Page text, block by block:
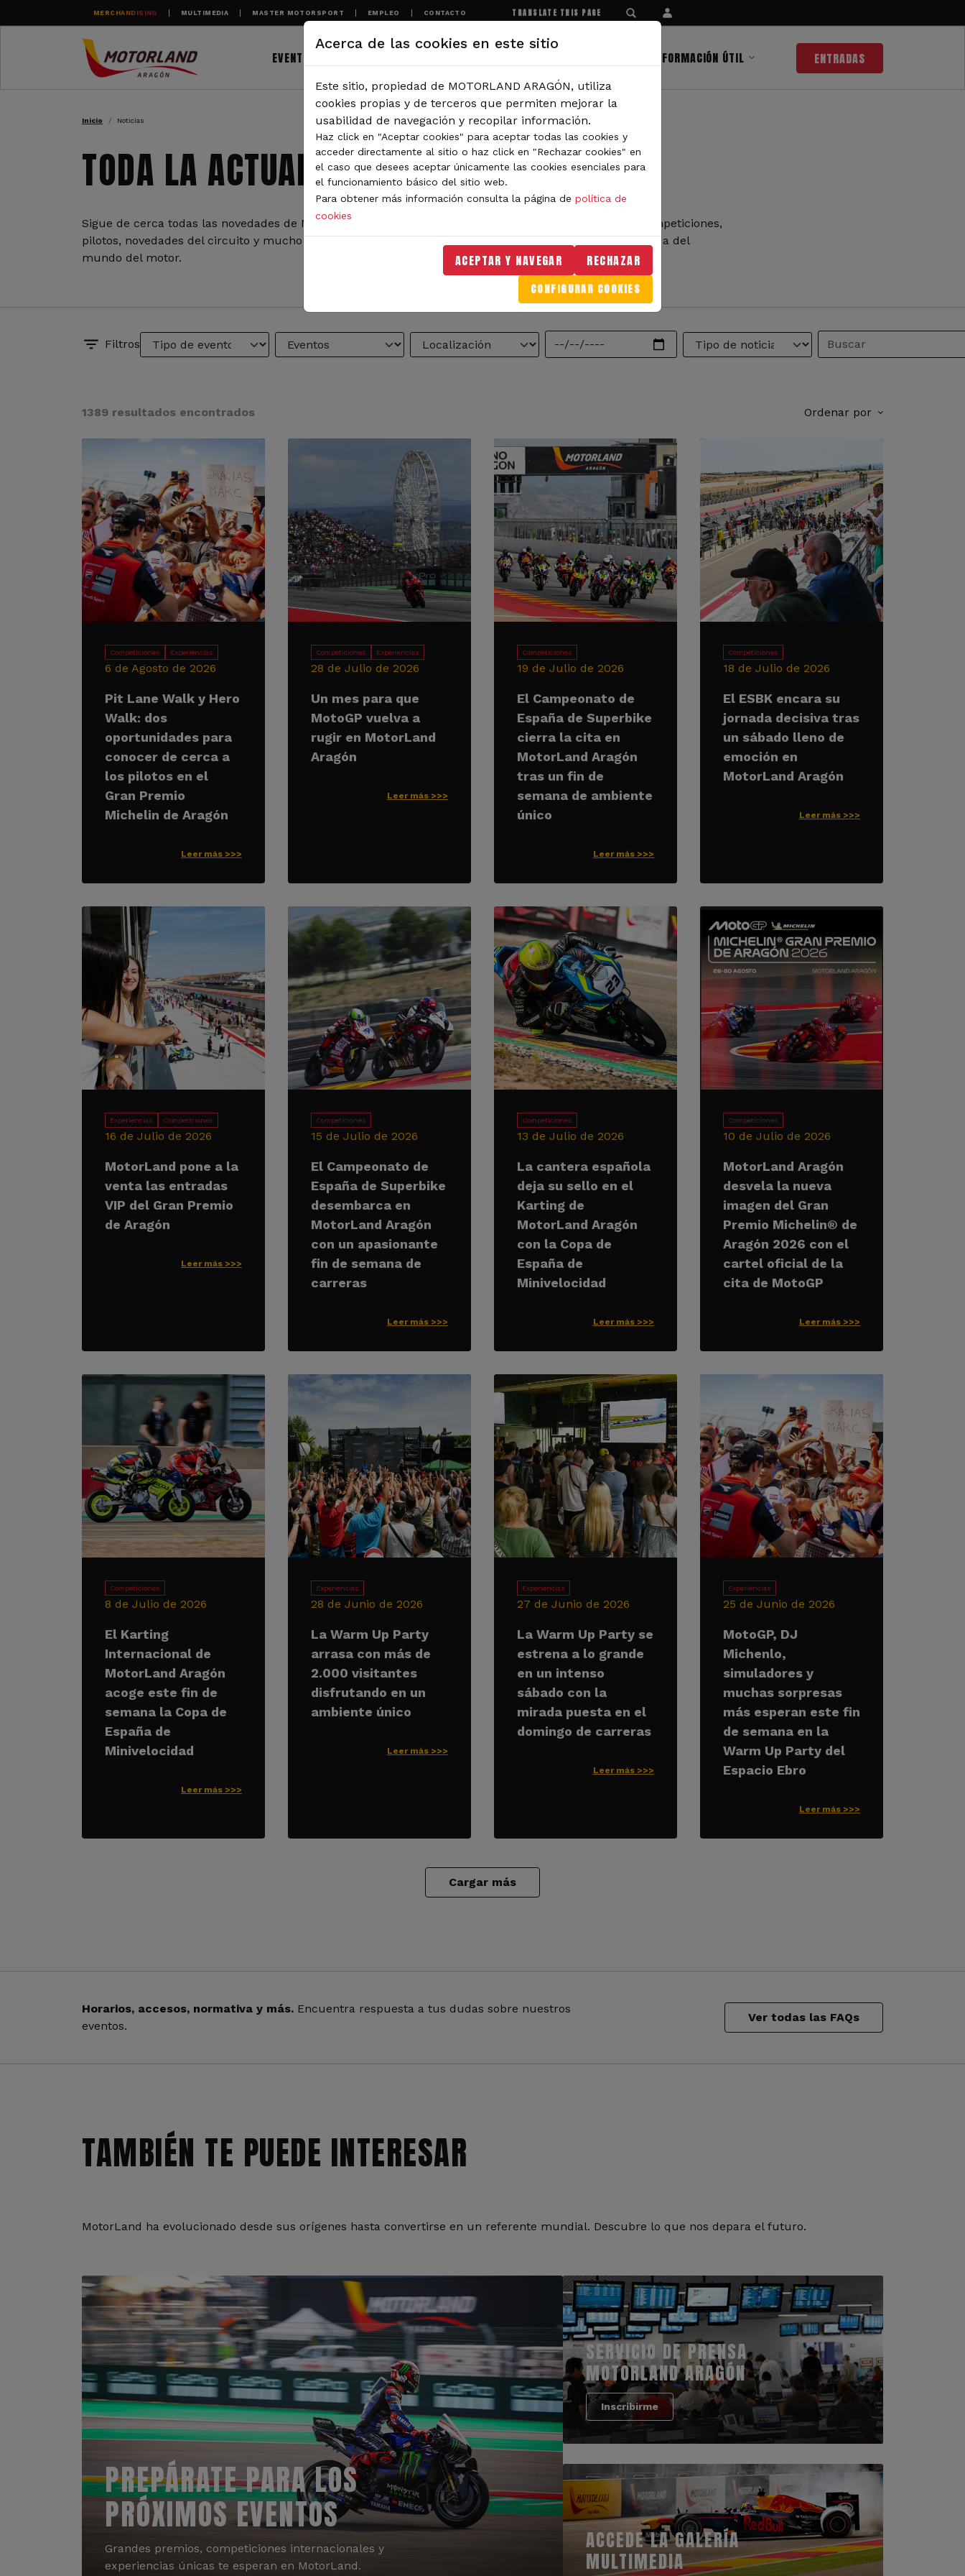
Pasar al contenido principal
MERCHANDISING MULTIMEDIA MASTER MOTORSPORT EMPLEO CONTACTO TRANSLATE THIS PAGE
EVENTOS INFORMACIÓN ÚTIL ENTRADAS
RUTA DE NAVEGACIÓN
Inicio Noticias
TODA LA ACTUALIDAD DE MOTORLAND
Sigue de cerca todas las novedades de MotorLand Aragón. Aquí encontrarás noticias sobre eventos, competiciones,
pilotos, novedades del circuito y mucho más. Filtra por categoría o tipo de contenido y no te pierdas nada del
mundo del motor.
Filtros
1389 resultados encontrados Ordenar por
Competiciones Experiencias
6 de Agosto de 2026
Pit Lane Walk y Hero
Walk: dos
oportunidades para
conocer de cerca a
los pilotos en el
Gran Premio
Michelin de Aragón
Leer más >>>
Competiciones Experiencias
28 de Julio de 2026
Un mes para que
MotoGP vuelva a
rugir en MotorLand
Aragón
Leer más >>>
Competiciones
19 de Julio de 2026
El Campeonato de
España de Superbike
cierra la cita en
MotorLand Aragón
tras un fin de
semana de ambiente
único
Leer más >>>
Competiciones
18 de Julio de 2026
El ESBK encara su
jornada decisiva tras
un sábado lleno de
emoción en
MotorLand Aragón
Leer más >>>
Experiencias Competiciones
16 de Julio de 2026
MotorLand pone a la
venta las entradas
VIP del Gran Premio
de Aragón
Leer más >>>
Competiciones
15 de Julio de 2026
El Campeonato de
España de Superbike
desembarca en
MotorLand Aragón
con un apasionante
fin de semana de
carreras
Leer más >>>
Competiciones
13 de Julio de 2026
La cantera española
deja su sello en el
Karting de
MotorLand Aragón
con la Copa de
España de
Minivelocidad
Leer más >>>
Competiciones
10 de Julio de 2026
MotorLand Aragón
desvela la nueva
imagen del Gran
Premio Michelin® de
Aragón 2026 con el
cartel oficial de la
cita de MotoGP
Leer más >>>
Competiciones
8 de Julio de 2026
El Karting
Internacional de
MotorLand Aragón
acoge este fin de
semana la Copa de
España de
Minivelocidad
Leer más >>>
Experiencias
28 de Junio de 2026
La Warm Up Party
arrasa con más de
2.000 visitantes
disfrutando en un
ambiente único
Leer más >>>
Experiencias
27 de Junio de 2026
La Warm Up Party se
estrena a lo grande
en un intenso
sábado con la
mirada puesta en el
domingo de carreras
Leer más >>>
Experiencias
25 de Junio de 2026
MotoGP, DJ
Michenlo,
simuladores y
muchas sorpresas
más esperan este fin
de semana en la
Warm Up Party del
Espacio Ebro
Leer más >>>
Cargar más
Horarios, accesos, normativa y más. Encuentra respuesta a tus dudas sobre nuestros
eventos.
Ver todas las FAQs
TAMBIÉN TE PUEDE INTERESAR
MotorLand ha evolucionado desde sus orígenes hasta convertirse en un referente mundial. Descubre lo que nos depara el futuro.
PREPÁRATE PARA LOS
PRÓXIMOS EVENTOS
Grandes premios, competiciones internacionales y
experiencias únicas te esperan en MotorLand.
SERVICIO DE PRENSA
MOTORLAND ARAGÓN
Inscribirme
ACCEDE LA GALERÍA
MULTIMEDIA
Acerca de las cookies en este sitio
Este sitio, propiedad de MOTORLAND ARAGÓN, utiliza
cookies propias y de terceros que permiten mejorar la
usabilidad de navegación y recopilar información.
Haz click en "Aceptar cookies" para aceptar todas las cookies y
acceder directamente al sitio o haz click en "Rechazar cookies" en
el caso que desees aceptar únicamente las cookies esenciales para
el funcionamiento básico del sitio web.
Para obtener más información consulta la página de política de
cookies
ACEPTAR Y NAVEGAR RECHAZAR
CONFIGURAR COOKIES